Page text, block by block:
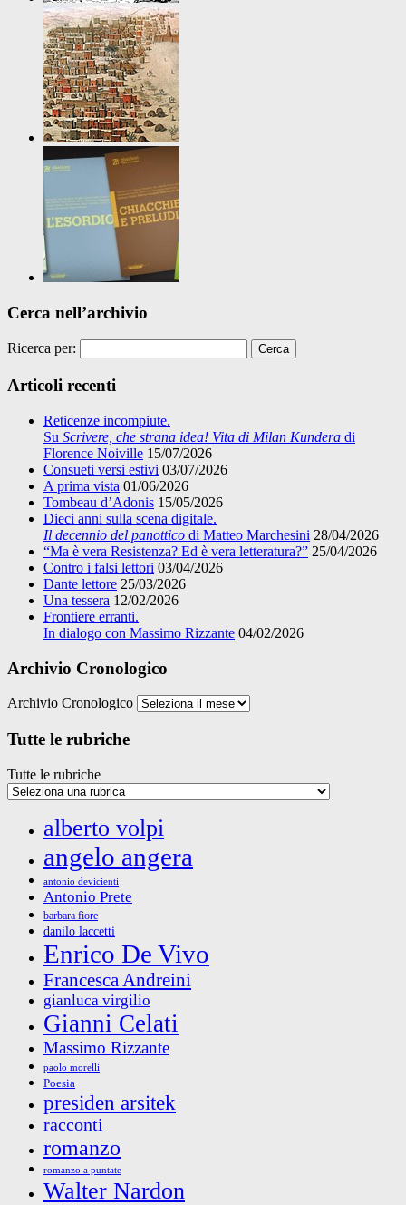
Cerca nell’archivio
Ricerca per:
Articoli recenti
Reticenze incompiute.
Su Scrivere, che strana idea! Vita di Milan Kundera di
Florence Noiville 15/07/2026
Consueti versi estivi 03/07/2026
A prima vista 01/06/2026
Tombeau d’Adonis 15/05/2026
Dieci anni sulla scena digitale.
Il decennio del panottico di Matteo Marchesini 28/04/2026
“Ma è vera Resistenza? Ed è vera letteratura?” 25/04/2026
Contro i falsi lettori 03/04/2026
Dante lettore 25/03/2026
Una tessera 12/02/2026
Frontiere erranti.
In dialogo con Massimo Rizzante 04/02/2026
Archivio Cronologico
Archivio Cronologico
Tutte le rubriche
Tutte le rubriche
alberto volpi
angelo angera
antonio devicienti
Antonio Prete
barbara fiore
danilo laccetti
Enrico De Vivo
Francesca Andreini
gianluca virgilio
Gianni Celati
Massimo Rizzante
paolo morelli
Poesia
presiden arsitek
racconti
romanzo
romanzo a puntate
Walter Nardon